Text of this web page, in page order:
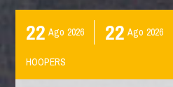
22 Ago 2026 22 Ago 2026
HOOPERS